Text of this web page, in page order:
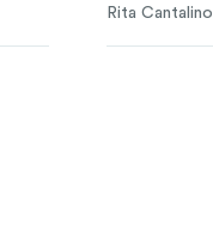
Rita Cantalino